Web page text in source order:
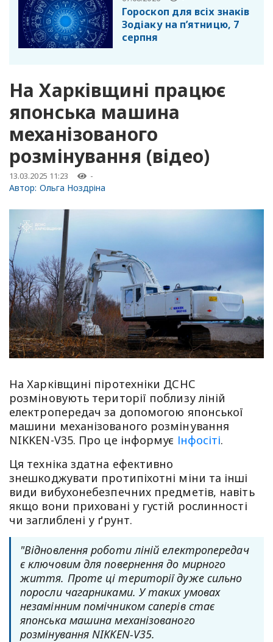
Гороскоп для всіх знаків
Зодіаку на п’ятницю, 7
серпня
На Харківщині працює
японська машина
механізованого
розмінування (відео)
13.03.2025 11:23 -
Автор: Ольга Ноздріна
На Харківщині піротехніки ДСНС
розміновують території поблизу ліній
електропередач за допомогою японської
машини механізованого розмінування
NIKKEN-V35. Про це інформує Інфосіті.
Ця техніка здатна ефективно
знешкоджувати протипіхотні міни та інші
види вибухонебезпечних предметів, навіть
якщо вони приховані у густій рослинності
чи заглиблені у ґрунт.
"Відновлення роботи ліній електропередач
є ключовим для повернення до мирного
життя. Проте ці території дуже сильно
поросли чагарниками. У таких умовах
незамінним помічником саперів стає
японська машина механізованого
розмінування NIKKEN-V35.